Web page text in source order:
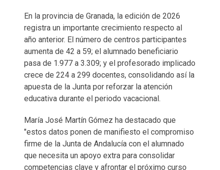
En la provincia de Granada, la edición de 2026
registra un importante crecimiento respecto al
año anterior. El número de centros participantes
aumenta de 42 a 59; el alumnado beneficiario
pasa de 1.977 a 3.309; y el profesorado implicado
crece de 224 a 299 docentes, consolidando así la
apuesta de la Junta por reforzar la atención
educativa durante el periodo vacacional.
María José Martín Gómez ha destacado que
"estos datos ponen de manifiesto el compromiso
firme de la Junta de Andalucía con el alumnado
que necesita un apoyo extra para consolidar
competencias clave y afrontar el próximo curso